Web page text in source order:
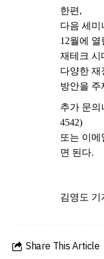
한편 ,
다음 세미
12월에 열
재테크 시
다양한 재
방안을 주
추가 문의
4542)
또는 이메
면 된다.
김영도 기
Share This Article